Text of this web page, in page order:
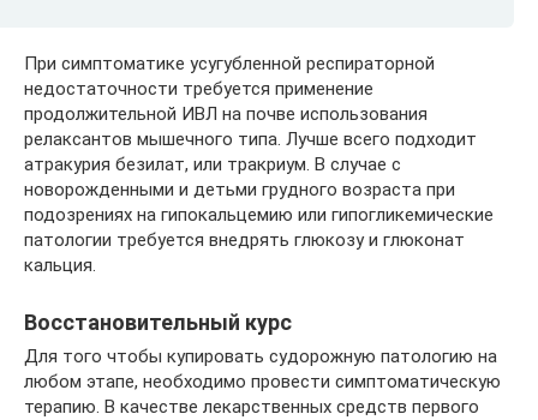
При симптоматике усугубленной респираторной
недостаточности требуется применение
продолжительной ИВЛ на почве использования
релаксантов мышечного типа. Лучше всего подходит
атракурия безилат, или тракриум. В случае с
новорожденными и детьми грудного возраста при
подозрениях на гипокальцемию или гипогликемические
патологии требуется внедрять глюкозу и глюконат
кальция.
Восстановительный курс
Для того чтобы купировать судорожную патологию на
любом этапе, необходимо провести симптоматическую
терапию. В качестве лекарственных средств первого